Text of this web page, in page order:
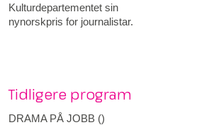
Kulturdepartementet sin
nynorskpris for journalistar.
Tidligere program
DRAMA PÅ JOBB ()